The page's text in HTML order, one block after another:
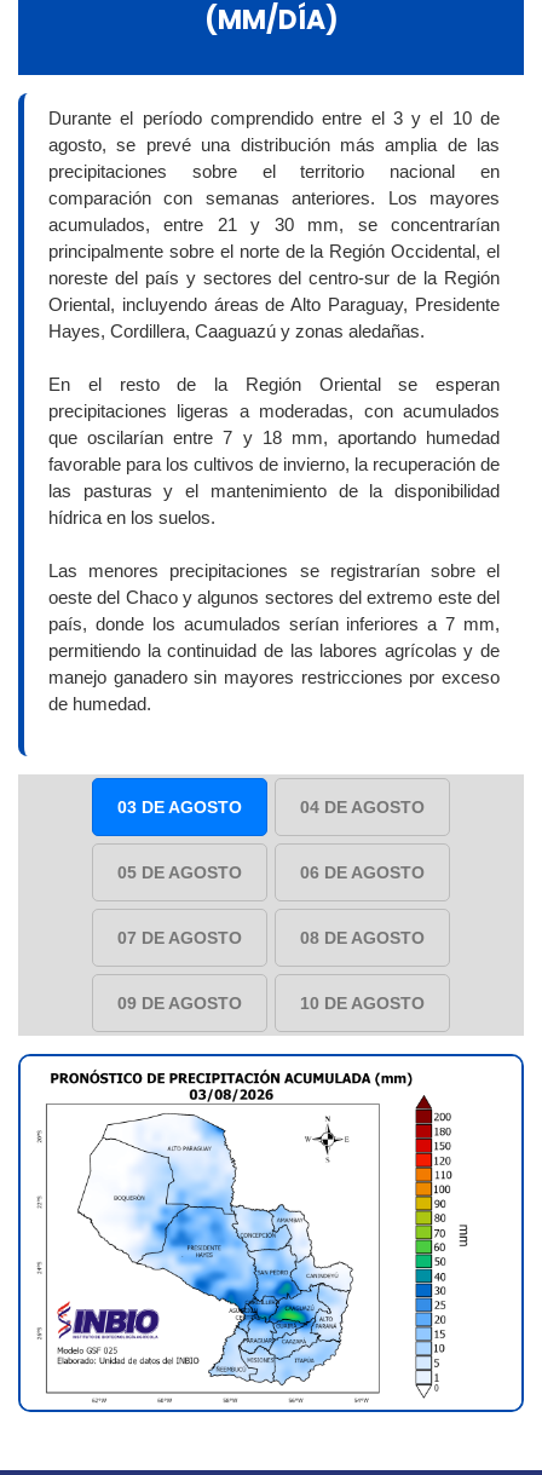
(MM/DÍA)
Durante el período comprendido entre el 3 y el 10 de
agosto, se prevé una distribución más amplia de las
precipitaciones sobre el territorio nacional en
comparación con semanas anteriores. Los mayores
acumulados, entre 21 y 30 mm, se concentrarían
principalmente sobre el norte de la Región Occidental, el
noreste del país y sectores del centro-sur de la Región
Oriental, incluyendo áreas de Alto Paraguay, Presidente
Hayes, Cordillera, Caaguazú y zonas aledañas.
En el resto de la Región Oriental se esperan
precipitaciones ligeras a moderadas, con acumulados
que oscilarían entre 7 y 18 mm, aportando humedad
favorable para los cultivos de invierno, la recuperación de
las pasturas y el mantenimiento de la disponibilidad
hídrica en los suelos.
Las menores precipitaciones se registrarían sobre el
oeste del Chaco y algunos sectores del extremo este del
país, donde los acumulados serían inferiores a 7 mm,
permitiendo la continuidad de las labores agrícolas y de
manejo ganadero sin mayores restricciones por exceso
de humedad.
03 DE AGOSTO 04 DE AGOSTO
05 DE AGOSTO 06 DE AGOSTO
07 DE AGOSTO 08 DE AGOSTO
09 DE AGOSTO 10 DE AGOSTO